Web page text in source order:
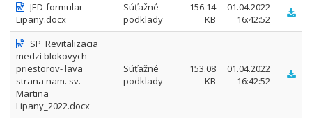
JED-formular-
Lipany.docx
Súťažné
podklady
156.14
KB
01.04.2022
16:42:52
SP_Revitalizacia
medzi blokovych
priestorov- lava
strana nam. sv.
Martina
Lipany_2022.docx
Súťažné
podklady
153.08
KB
01.04.2022
16:42:52